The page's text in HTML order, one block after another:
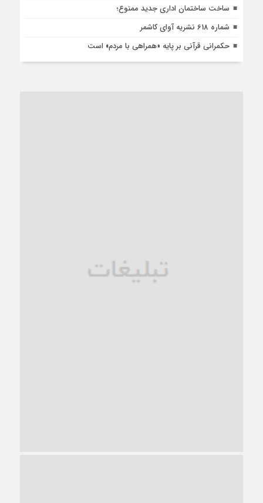
ساخت ساختمان اداری جدید ممنوع؛
شماره 618 نشریه آوای کاشمر
حکمرانی قرآنی بر پایه «همراهی با مردم» است